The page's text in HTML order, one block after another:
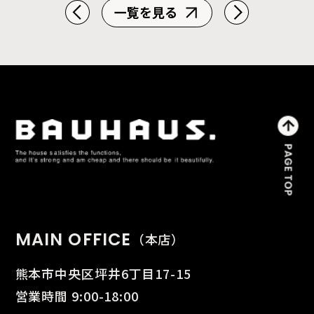
一覧を見る
MAIN OFFICE （本店）
熊本市中央区坪井6丁目17-15
営業時間 9:00-18:00